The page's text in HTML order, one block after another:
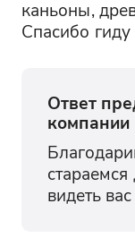
создавая
увидите,
Вы
отдыха,
виды на
ярким
каньоны,
Спасибо
Ответ
компании
видеть